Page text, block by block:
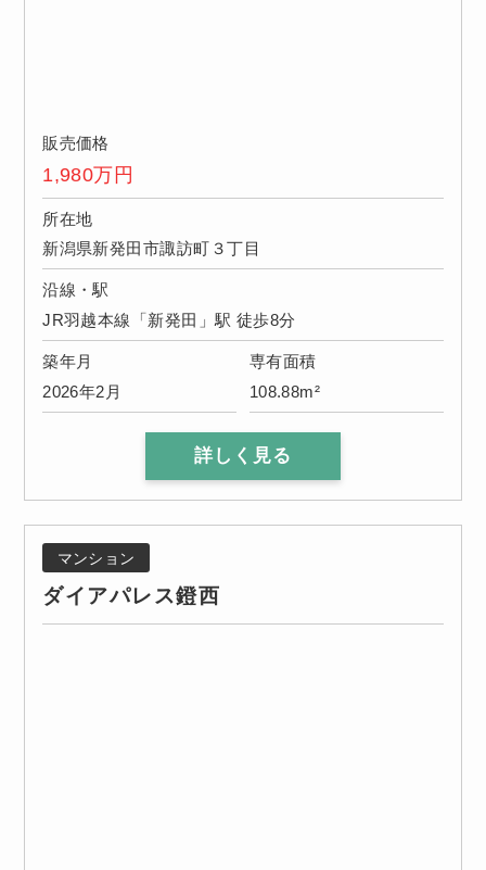
販売価格
1,980万円
所在地
新潟県新発田市諏訪町３丁目
沿線・駅
JR羽越本線「新発田」駅 徒歩8分
築年月
2026年2月
専有面積
108.88m²
詳しく見る
マンション
ダイアパレス鐙西